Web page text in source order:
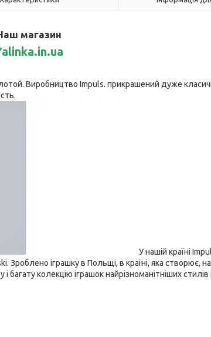
магазин
Виробництво Impuls. прикрашений дуже
У нашій країні
іграшку в Польщі, в країні, яка створює,
багату колекцію іграшок найрізноманітніших стилів